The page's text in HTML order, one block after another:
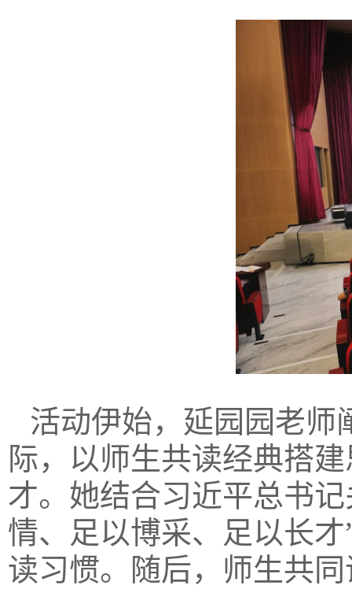
活动伊始，延园园老师
际，以师生共读经典搭
才。她结合习近平总书
情、足以博采、足以长
读习惯。随后，师生共